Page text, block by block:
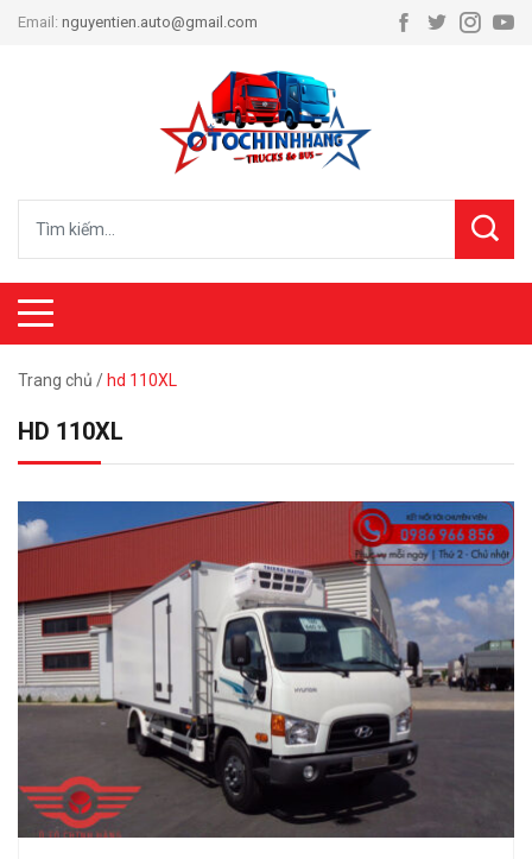
Email: nguyentien.auto@gmail.com
Trang chủ / hd 110XL
HD 110XL